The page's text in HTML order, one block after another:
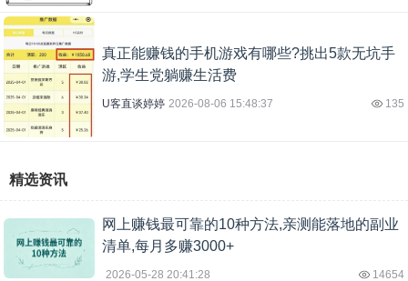
真正能赚钱的手机游戏有哪些?挑出5款无坑手
游,学生党躺赚生活费
U客直谈婷婷 2026-08-06 15:48:37 135
精选资讯
网上赚钱最可靠的10种方法,亲测能落地的副业
清单,每月多赚3000+
2026-05-28 20:41:28 14654